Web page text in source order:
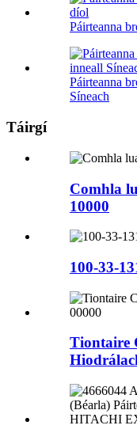
Páirteanna
Páirteanna
Síneach
Táirgí
Comhla
10000
100-33-
Tiontaire